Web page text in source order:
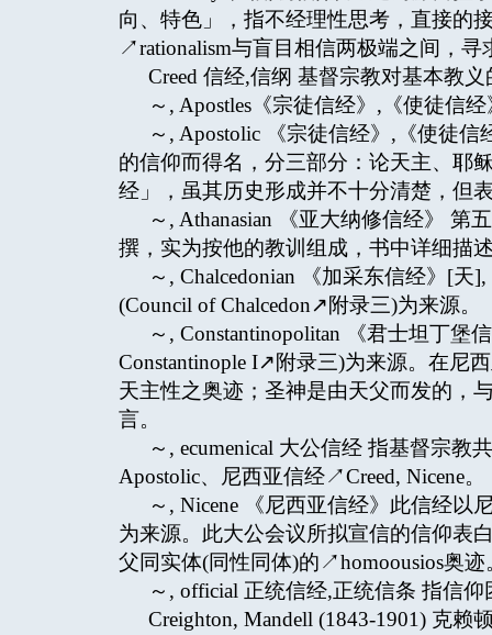
向、特色」，指不经理性思考，直接的
↗rationalism与盲目相信两极端之间，寻
Creed 信经,信纲 基督宗教对基本教
～, Apostles《宗徒信经》,《使徒信
～, Apostolic 《宗徒信经》,《使徒
的信仰而得名，分三部分：论天主、耶
经」，虽其历史形成并不十分清楚，但
～, Athanasian 《亚大纳修信经》
撰，实为按他的教训组成，书中详细描
～, Chalcedonian 《加采东信经》[
(Council of Chalcedon↗附录三)为来源。
～, Constantinopolitan 《君士坦丁堡
Constantinople I↗附录三)为来源。在尼
天主性之奥迹；圣神是由天父而发的，
言。
～, ecumenical 大公信经 指基督宗
Apostolic、尼西亚信经↗Creed, Nicene。
～, Nicene 《尼西亚信经》此信经以
为来源。此大公会议所拟宣信的信仰表
父同实体(同性同体)的↗homoousios奥迹
～, official 正统信经,正统信条 指信
Creighton, Mandell (1843-1901) 克